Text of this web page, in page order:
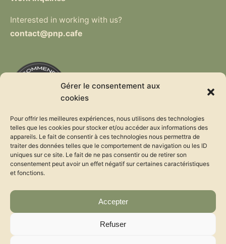
Gérer le consentement aux
cookies
Pour offrir les meilleures expériences, nous utilisons des technologies
telles que les cookies pour stocker et/ou accéder aux informations des
appareils. Le fait de consentir à ces technologies nous permettra de
traiter des données telles que le comportement de navigation ou les ID
uniques sur ce site. Le fait de ne pas consentir ou de retirer son
consentement peut avoir un effet négatif sur certaines caractéristiques
et fonctions.
Accepter
Refuser
Interested in working with us?
contact@pnp.cafe